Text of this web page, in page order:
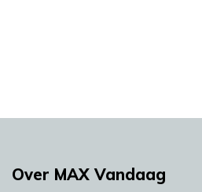
Over MAX Vandaag